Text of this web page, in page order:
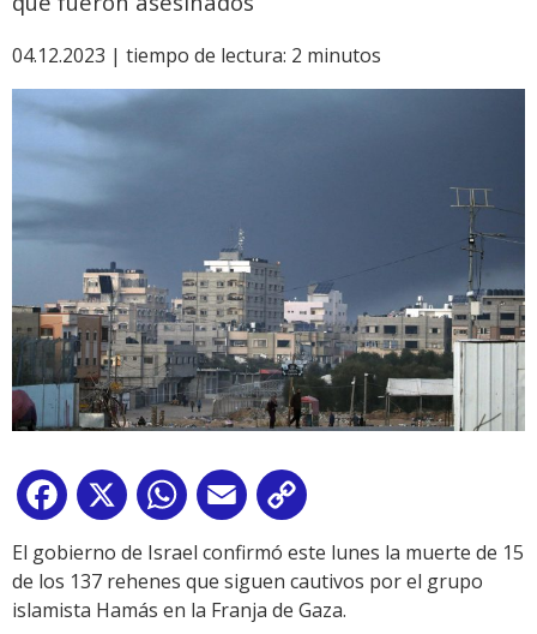
04.12.2023 | tiempo de lectura: 2 minutos
Facebook
X WhatsApp
Email
Link
El gobierno de Israel confirmó este lunes la muerte de 15
de los 137 rehenes que siguen cautivos por el grupo
islamista Hamás en la Franja de Gaza.